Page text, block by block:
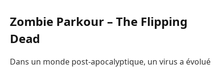
Zombie Parkour – The Flipping
Dead
Dans un monde post-apocalyptique, un virus a évolué